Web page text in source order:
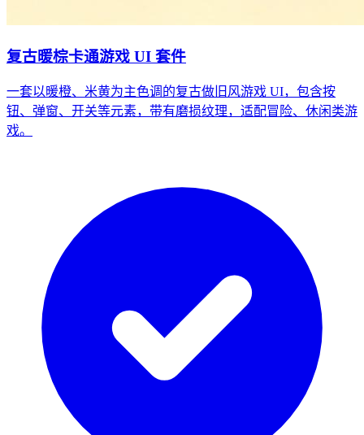
复古暖棕卡通游戏 UI 套件
一套以暖橙、米黄为主色调的复古做旧风游戏 UI，包含按
钮、弹窗、开关等元素，带有磨损纹理，适配冒险、休闲类游
戏。